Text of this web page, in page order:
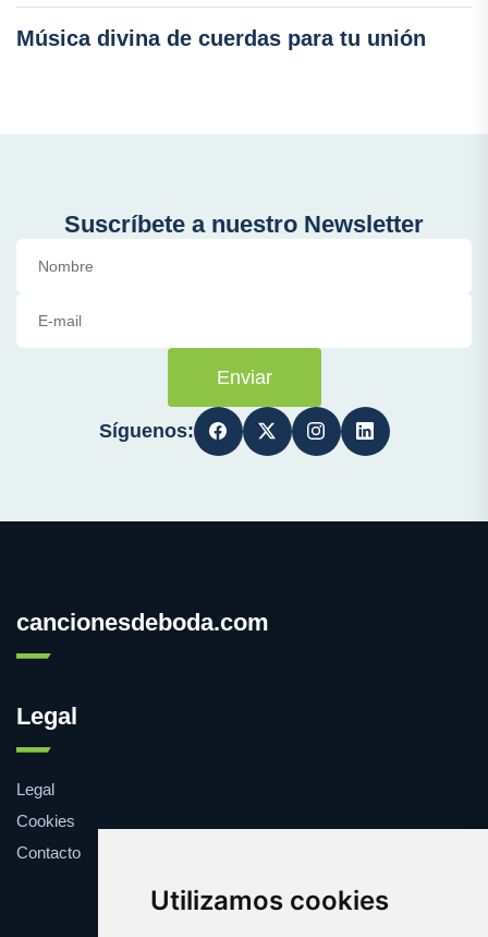
Utilizamos cookies
Música divina de cuerdas para tu unión
Suscríbete a nuestro Newsletter
Enviar
Síguenos:
cancionesdeboda.com
Legal
Legal
Cookies
Contacto